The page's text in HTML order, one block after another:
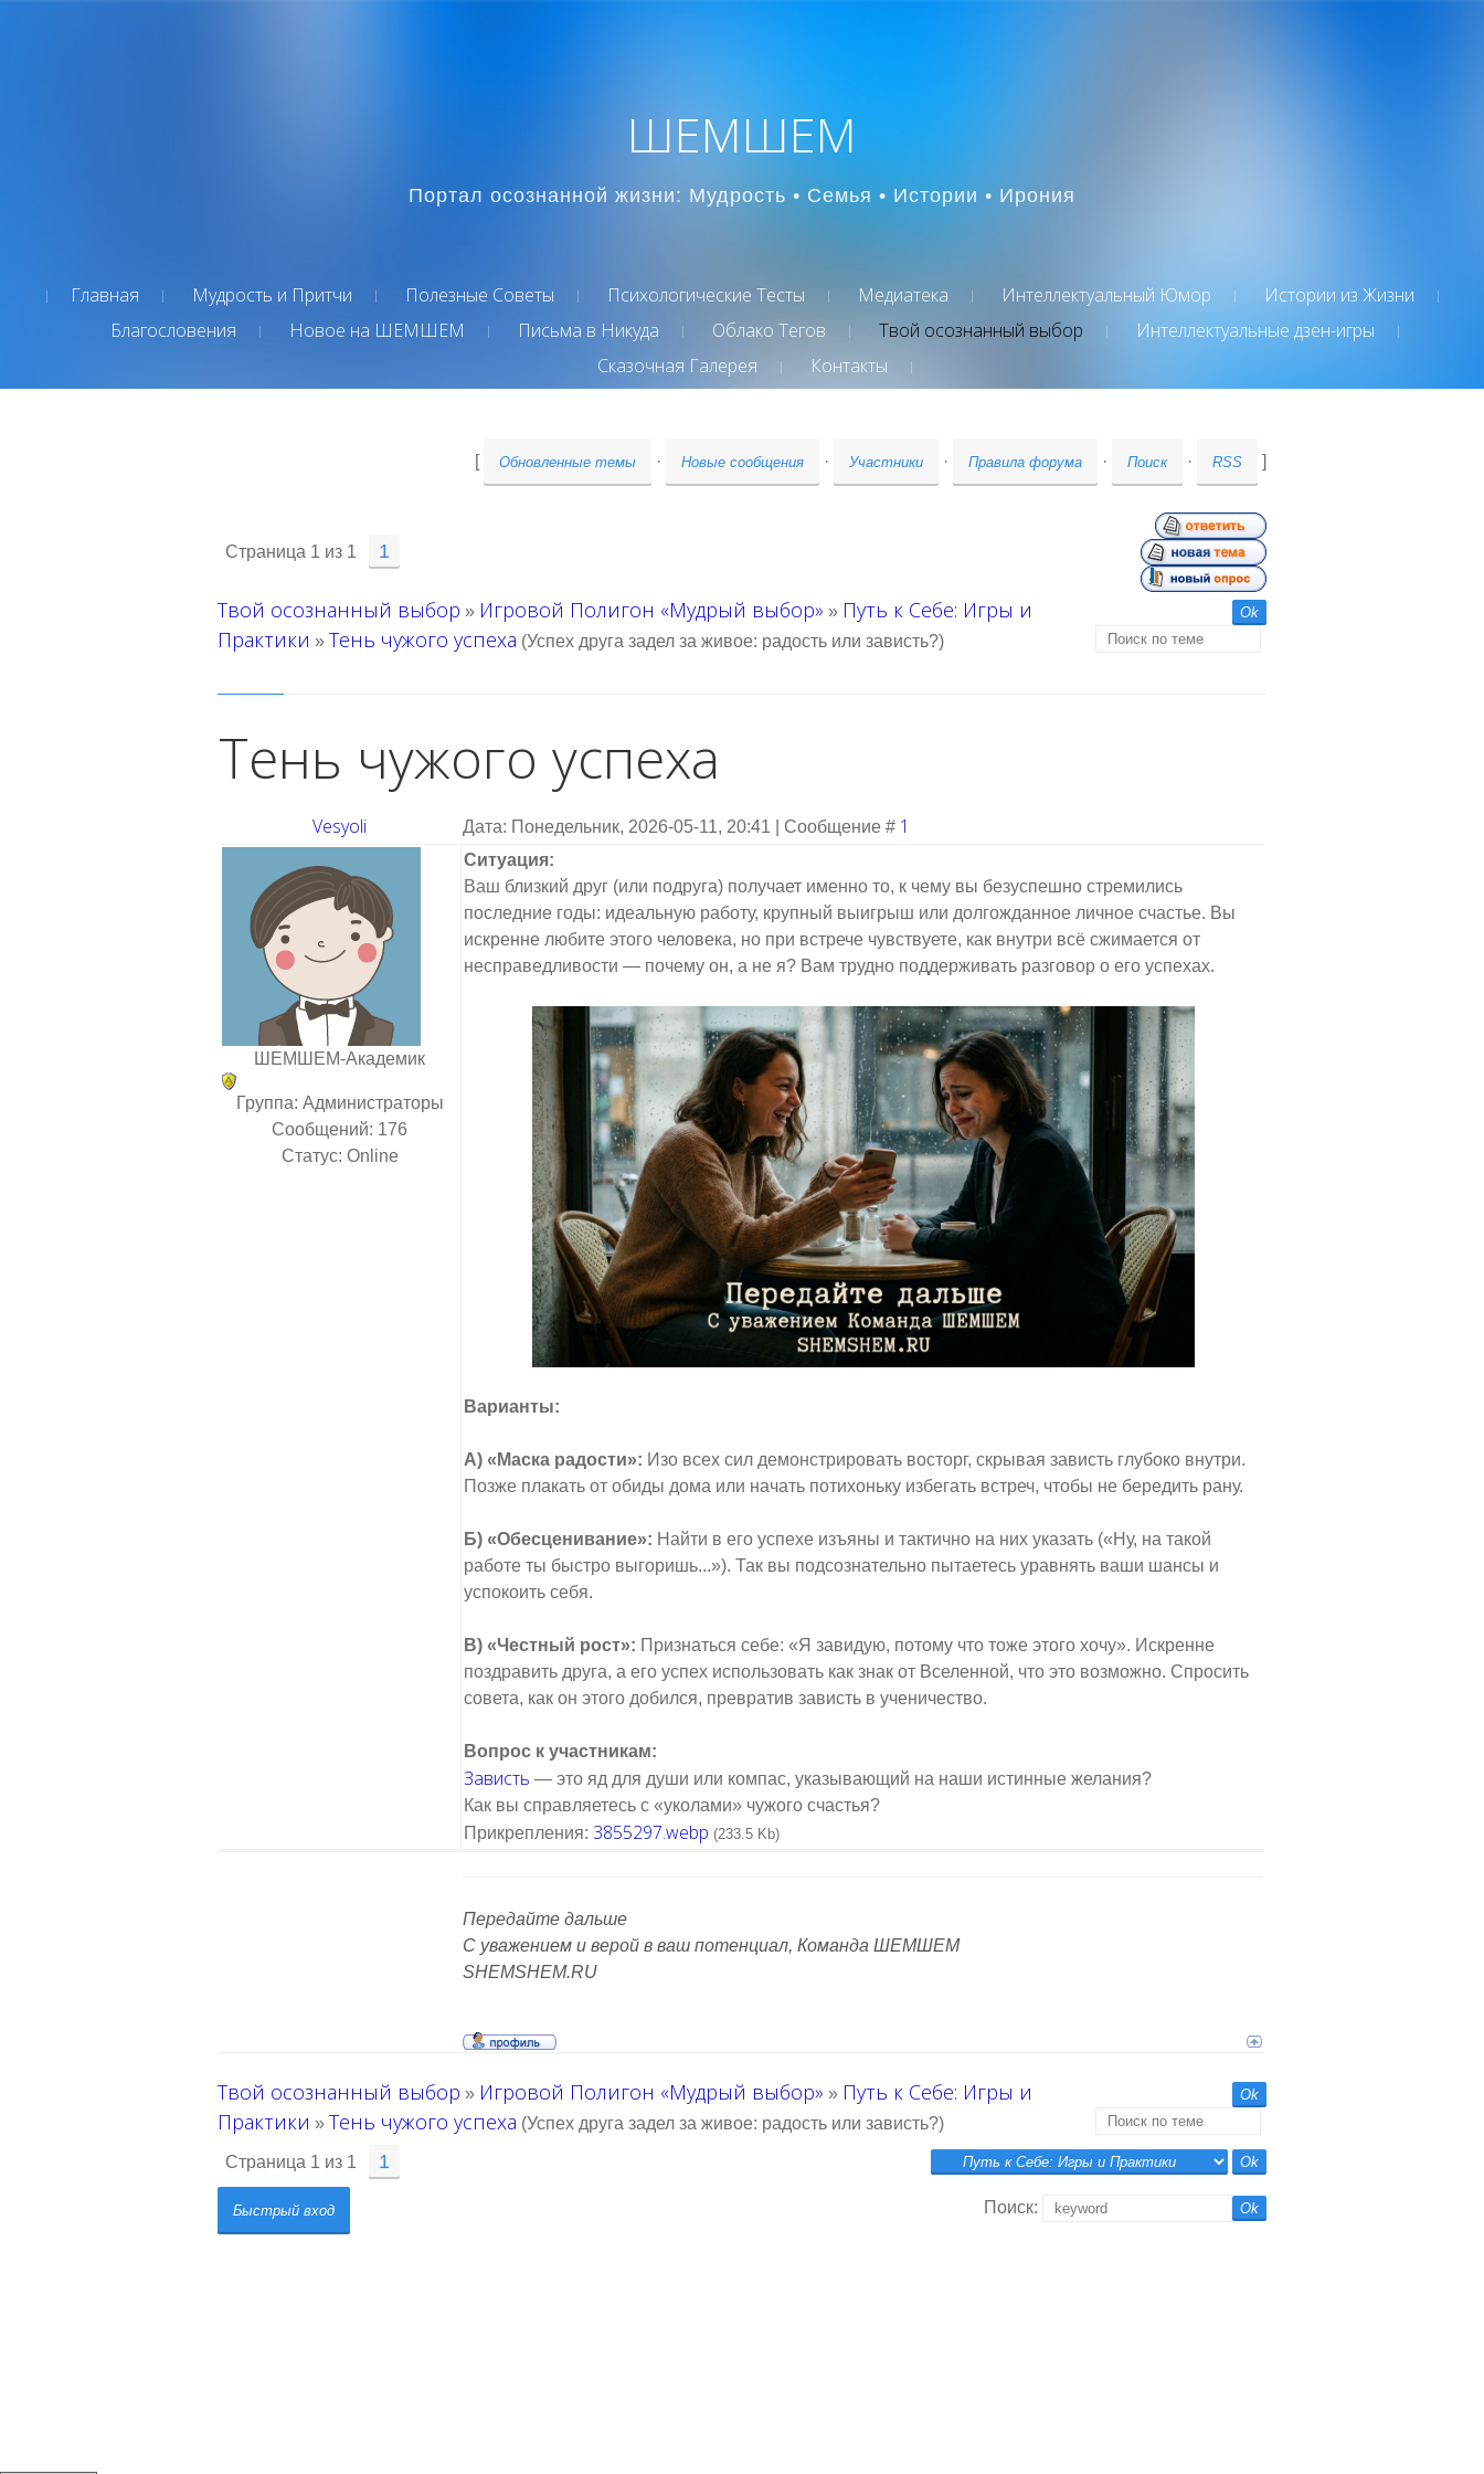
ШЕМШЕМ
Портал осознанной жизни: Мудрость • Семья • Истории • Ирония
Главная Мудрость и Притчи Полезные Советы Психологические Тесты Медиатека Интеллектуальный Юмор
Истории из Жизни
Благословения
Новое на ШЕМШЕМ Письма в Никуда Облако Тегов Твой осознанный выбор
Интеллектуальные дзен-игры
Сказочная Галерея
Контакты
[ Обновленные темы · Новые сообщения · Участники · Правила форума · Поиск · RSS ]
Страница 1 из 1 1
Твой осознанный выбор » Игровой Полигон «Мудрый выбор» » Путь к Себе: Игры и
Практики » Тень чужого успеха (Успех друга задел за живое: радость или зависть?)
Тень чужого успеха
Vesyoli Дата: Понедельник, 2026-05-11, 20:41 | Сообщение # 1
ШЕМШЕМ-Академик
Группа: Администраторы
Сообщений: 176
Статус: Online
Ситуация:
Ваш близкий друг (или подруга) получает именно то, к чему вы безуспешно стремились
последние годы: идеальную работу, крупный выигрыш или долгожданное личное счастье. Вы
искренне любите этого человека, но при встрече чувствуете, как внутри всё сжимается от
несправедливости — почему он, а не я? Вам трудно поддерживать разговор о его успехах.
Варианты:
А) «Маска радости»: Изо всех сил демонстрировать восторг, скрывая зависть глубоко внутри.
Позже плакать от обиды дома или начать потихоньку избегать встреч, чтобы не бередить рану.
Б) «Обесценивание»: Найти в его успехе изъяны и тактично на них указать («Ну, на такой
работе ты быстро выгоришь...»). Так вы подсознательно пытаетесь уравнять ваши шансы и
успокоить себя.
В) «Честный рост»: Признаться себе: «Я завидую, потому что тоже этого хочу». Искренне
поздравить друга, а его успех использовать как знак от Вселенной, что это возможно. Спросить
совета, как он этого добился, превратив зависть в ученичество.
Вопрос к участникам:
Зависть — это яд для души или компас, указывающий на наши истинные желания?
Как вы справляетесь с «уколами» чужого счастья?
Прикрепления: 3855297.webp (233.5 Kb)
Передайте дальше
С уважением и верой в ваш потенциал, Команда ШЕМШЕМ
SHEMSHEM.RU
Твой осознанный выбор » Игровой Полигон «Мудрый выбор» » Путь к Себе: Игры и
Практики » Тень чужого успеха (Успех друга задел за живое: радость или зависть?)
Страница 1 из 1 1
Поиск: